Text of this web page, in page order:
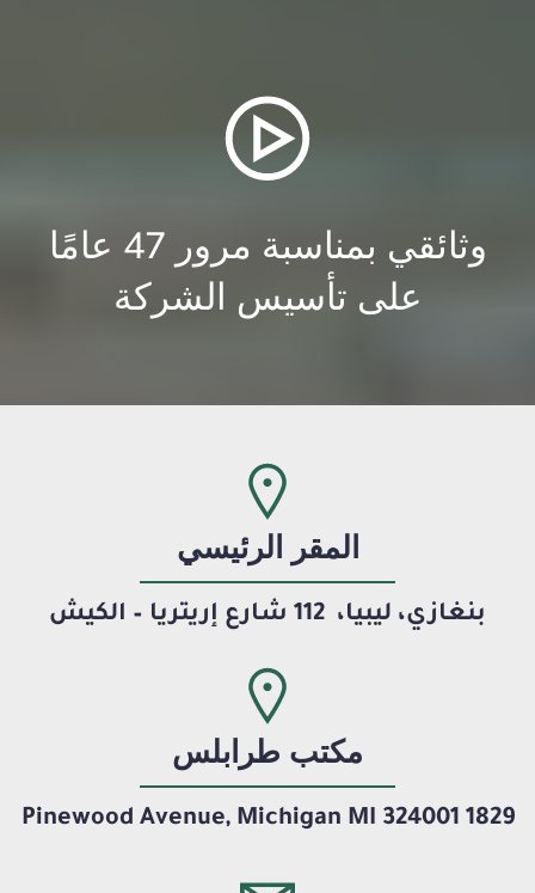
وثائقي بمناسبة مرور 47 عامًا
على تأسيس الشركة
المقر الرئيسي
بنغازي، ليبيا، 112 شارع إريتريا – الكيش
مكتب طرابلس
1829 Pinewood Avenue, Michigan MI 324001